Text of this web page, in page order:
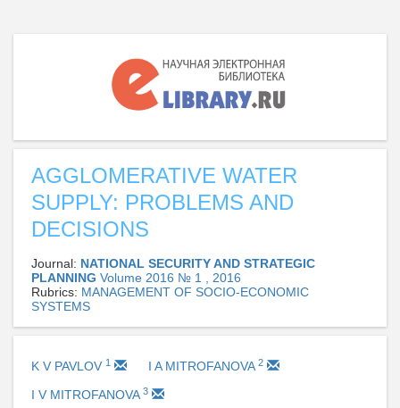
AGGLOMERATIVE WATER
SUPPLY: PROBLEMS AND
DECISIONS
Journal: NATIONAL SECURITY AND STRATEGIC
PLANNING Volume 2016 № 1 , 2016
Rubrics: MANAGEMENT OF SOCIO-ECONOMIC
SYSTEMS
K V PAVLOV 1 I A MITROFANOVA 2
I V MITROFANOVA 3